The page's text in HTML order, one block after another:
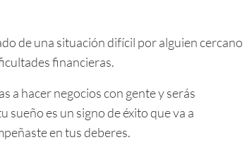
de una situación difícil por alguien cercano
financieras.
a hacer negocios con gente y serás
es un signo de éxito que va a
en tus deberes.